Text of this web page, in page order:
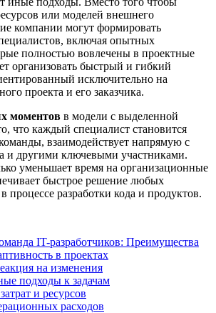
или моделей внешнего
компании могут формировать
включая опытных
полностью вовлечены в проектные
организовать быстрый и гибкий
исключительно на
проекта и его заказчика.
моментов в модели с выделенной
что каждый специалист становится
взаимодействует напрямую с
и другими ключевыми участниками.
уменьшает время на организационные
быстрое решение любых
процессе разработки кода и продуктов.
IT-разработчиков: Преимущества
в проектах
на изменения
подходы к задачам
и ресурсов
расходов